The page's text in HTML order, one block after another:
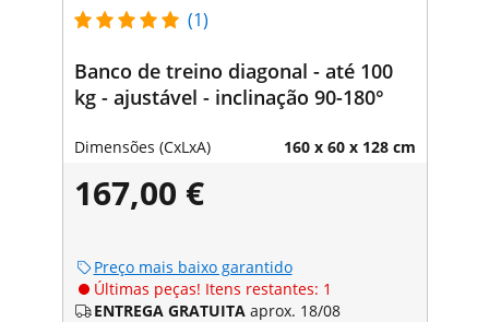
(1)
Banco de treino diagonal - até 100
kg - ajustável - inclinação 90-180°
Dimensões (CxLxA) 160 x 60 x 128 cm
167,00 €
Preço mais baixo garantido
Últimas peças! Itens restantes: 1
ENTREGA GRATUITA aprox. 18/08